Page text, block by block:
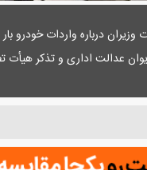
وزیران درباره واردات
عدالت اداری و تذکر